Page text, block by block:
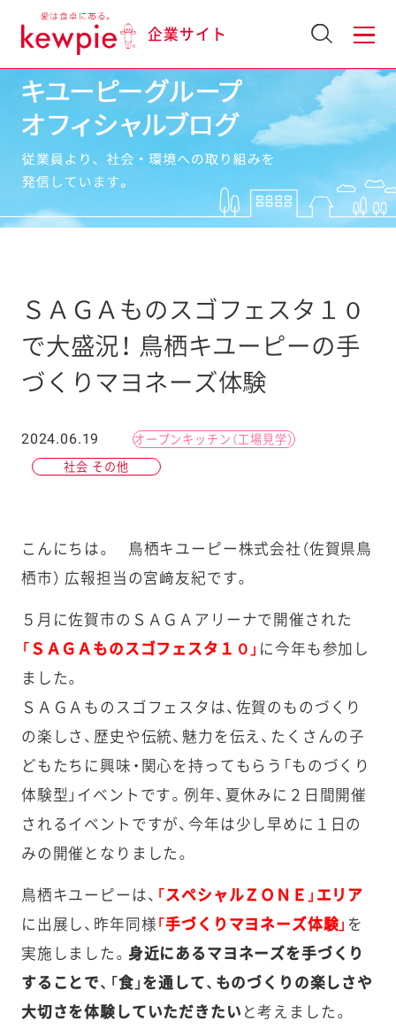
企業サイト
ＳＡＧＡものスゴフェスタ１０
で大盛況！ 鳥栖キユーピーの手
づくりマヨネーズ体験
2024.06.19 オープンキッチン（工場見学）
社会 その他
こんにちは。 鳥栖キユーピー株式会社（佐賀県鳥
栖市） 広報担当の宮﨑友紀です。
５月に佐賀市のＳＡＧＡアリーナで開催された
「ＳＡＧＡものスゴフェスタ１０」 に今年も参加し
ました。
ＳＡＧＡものスゴフェスタは、佐賀のものづくり
の楽しさ、歴史や伝統、魅力を伝え、たくさんの子
どもたちに興味・関心を持ってもらう「ものづくり
体験型」イベントです。例年、夏休みに２日間開催
されるイベントですが、今年は少し早めに１日の
みの開催となりました。
鳥栖キユーピーは、 「スペシャルＺＯＮＥ」エリア
に出展し、昨年同様 「手づくりマヨネーズ体験」 を
実施しました。 身近にあるマヨネーズを手づくり
することで、「食」を通して、ものづくりの楽しさや
大切さを体験していただきたい と考えました。